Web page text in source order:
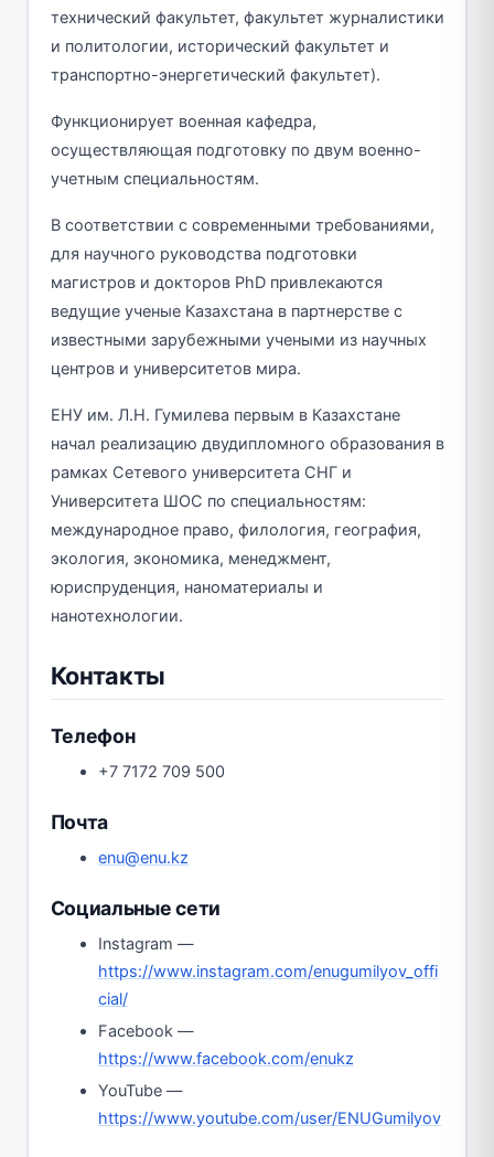
технический факультет, факультет журналистики
и политологии, исторический факультет и
транспортно-энергетический факультет).
Функционирует военная кафедра,
осуществляющая подготовку по двум военно-
учетным специальностям.
В соответствии с современными требованиями,
для научного руководства подготовки
магистров и докторов PhD привлекаются
ведущие ученые Казахстана в партнерстве с
известными зарубежными учеными из научных
центров и университетов мира.
ЕНУ им. Л.Н. Гумилева первым в Казахстане
начал реализацию двудипломного образования в
рамках Сетевого университета СНГ и
Университета ШОС по специальностям:
международное право, филология, география,
экология, экономика, менеджмент,
юриспруденция, наноматериалы и
нанотехнологии.
Контакты
Телефон
+7 7172 709 500
Почта
enu@enu.kz
Социальные сети
Instagram —
https://www.instagram.com/enugumilyov_offi
cial/
Facebook —
https://www.facebook.com/enukz
YouTube —
https://www.youtube.com/user/ENUGumilyov